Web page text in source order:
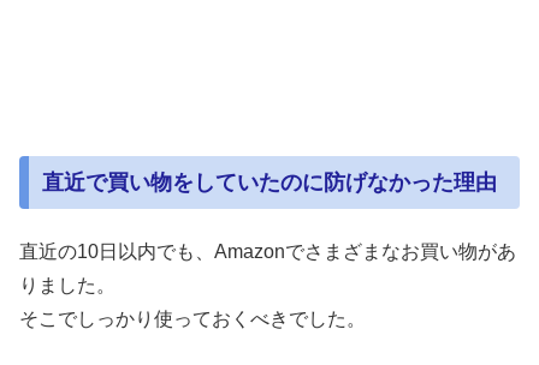
直近で買い物をしていたのに防げなかった理由
直近の10日以内でも、Amazonでさまざまなお買い物があ
りました。
そこでしっかり使っておくべきでした。